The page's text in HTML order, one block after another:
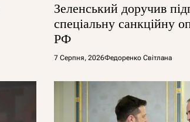
Зеленський доручив
спеціальну санкційну
РФ
7 Серпня, 2026Федоренко Світлана